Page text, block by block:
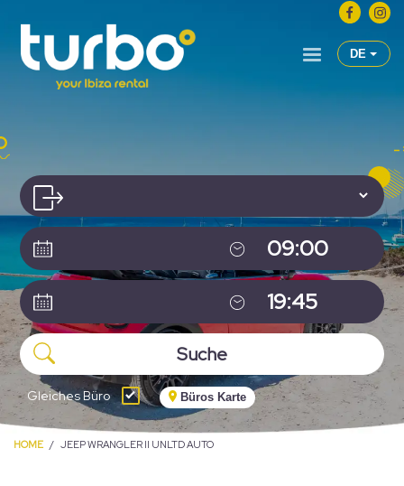
DE
HOME JEEP WRANGLER II UNLTD AUTO
Gleiches Büro Büros Karte